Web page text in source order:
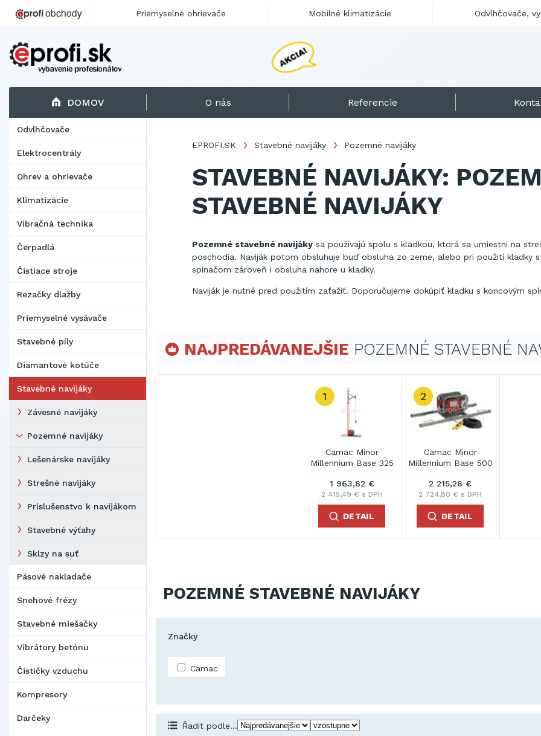
DOMOV O nás Referencie
Odvlhčovače
Elektrocentrály
Ohrev a ohrievače
Klimatizácie
Vibračná technika
Čerpadlá
Čistiace stroje
Rezačky dlažby
Priemyselné vysávače
Stavebné píly
Diamantové kotúče
Stavebné navijáky
Závesné navijáky
Pozemné navijáky
Lešenárske navijáky
Strešné navijáky
Príslušenstvo k navijákom
Stavebné výťahy
Sklzy na suť
Pásové nakladače
Snehové frézy
Stavebné miešačky
Vibrátory betónu
Čističky vzduchu
Kompresory
Darčeky
EPROFI.SK Stavebné navijáky Pozemné navijáky
STAVEBNÉ NAVIJÁKY:
STAVEBNÉ NAVIJÁKY
Pozemné stavebné navijáky sa používajú spolu s kladkou, ktorá sa umiestni na
poschodia. Naviják potom obsluhuje buď obsluha zo zeme, alebo pri použití kladky
spínačom zároveň i obsluha nahore u kladky.
Naviják je nutné pred použitím zaťažiť. Doporučujeme dokúpiť kladku s koncovým
NAJPREDÁVANEJŠIE POZEMNÉ STAVEBNÉ
1
Camac Minor
Millennium Base 325
1 963,82 €
2 415,49 € s DPH
DETAIL
2
Camac Minor
Millennium Base 500
2 215,28 €
2 724,80 € s DPH
DETAIL
POZEMNÉ STAVEBNÉ NAVIJÁKY
Značky
Camac
Řadit podle...
Priemyselné ohrievače Mobilné klimatizácie Odvlhčovače,